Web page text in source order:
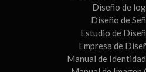
Diseño de
Diseño de
Estudio de
Empresa de
Manual de